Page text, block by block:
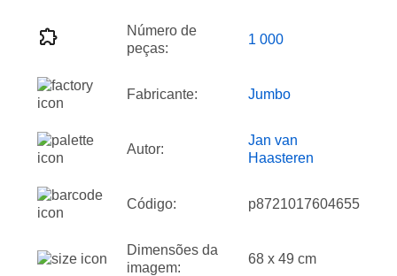
Número de
peças:
1 000
Fabricante: Jumbo
Autor:
Jan van
Haasteren
Código: p8721017604655
Dimensões da
imagem:
68 x 49 cm